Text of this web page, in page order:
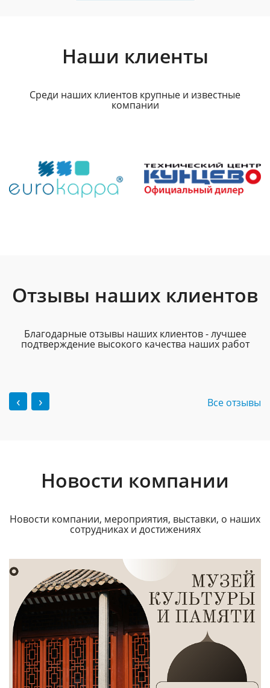
Наши клиенты
Среди наших клиентов крупные и известные
компании
Отзывы наших клиентов
Благодарные отзывы наших клиентов - лучшее
подтверждение высокого качества наших работ
‹ › Все отзывы
Новости компании
Новости компании, мероприятия, выставки, о наших
сотрудниках и достижениях